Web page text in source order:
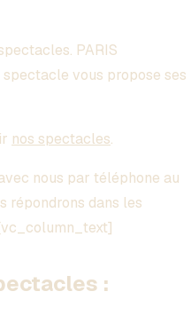
PARIS
spectacle vous propose ses
nos spectacles.
nous par téléphone au
répondrons dans les
: